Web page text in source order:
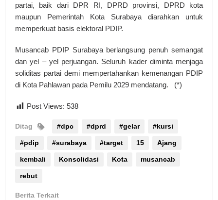
partai, baik dari DPR RI, DPRD provinsi, DPRD kota
maupun Pemerintah Kota Surabaya diarahkan untuk
memperkuat basis elektoral PDIP.
Musancab PDIP Surabaya berlangsung penuh semangat
dan yel – yel perjuangan. Seluruh kader diminta menjaga
soliditas partai demi mempertahankan kemenangan PDIP
di Kota Pahlawan pada Pemilu 2029 mendatang. (*)
Post Views: 538
Ditag #dpc #dprd #gelar #kursi
#pdip #surabaya #target 15 Ajang
kembali Konsolidasi Kota musancab
rebut
Berita Terkait